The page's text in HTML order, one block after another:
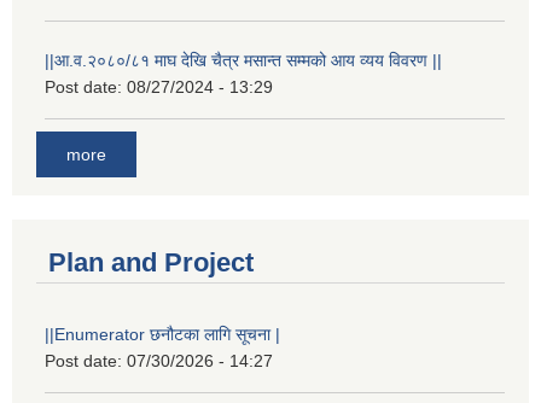
||आ.व.२०८०/८१ माघ देखि चैत्र मसान्त सम्मको आय व्यय विवरण ||
Post date: 08/27/2024 - 13:29
more
Plan and Project
||Enumerator छनौटका लागि सूचना |
Post date: 07/30/2026 - 14:27